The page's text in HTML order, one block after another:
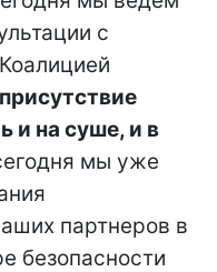
с
и на суше, и в
мы уже
партнеров в
безопасности